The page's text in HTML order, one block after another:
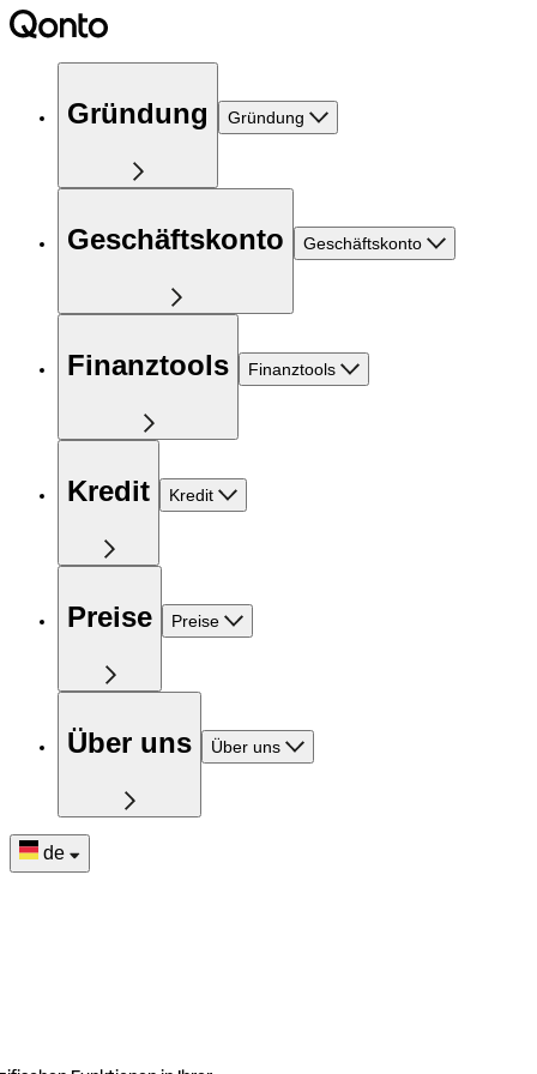
Gründung Gründung
Geschäftskonto Geschäftskonto
Finanztools Finanztools
Kredit Kredit
Preise Preise
Über uns Über uns
de